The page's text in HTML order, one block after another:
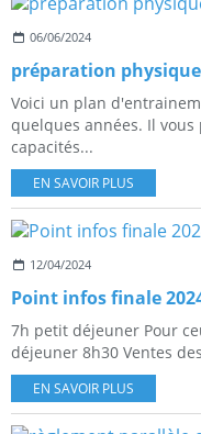
06/06/2024
préparation physique
Voici un plan
quelques années. Il
capacités...
EN SAVOIR PLUS
12/04/2024
Point infos finale
7h petit déjeuner Pour
déjeuner 8h30 Ventes
EN SAVOIR PLUS